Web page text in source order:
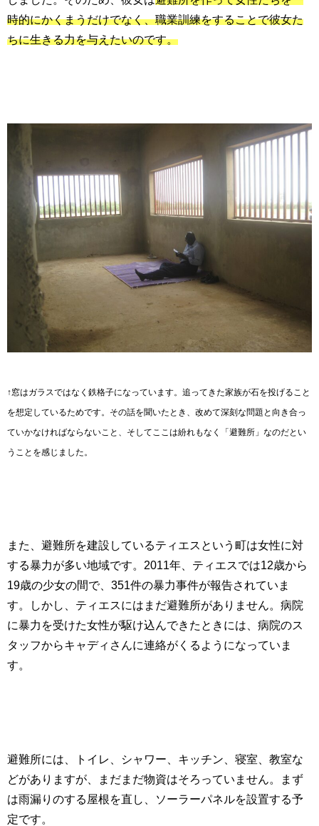
時的にかくまうだけでなく、職業訓練をすることで彼女た
ちに生きる力を与えたいのです。
↑窓はガラスではなく鉄格子になっています。追ってきた家族が石を投げること
を想定しているためです。その話を聞いたとき、改めて深刻な問題と向き合っ
ていかなければならないこと、そしてここは紛れもなく「避難所」なのだとい
うことを感じました。
また、避難所を建設しているティエスという町は女性に対
する暴力が多い地域です。 2011年、ティエスでは12歳から
19歳の少女の間で、 351件の暴力事件が報告されていま
す。しかし、ティエスにはまだ避難所がありません。病院
に暴力を受けた女性が駆け込んできたときには、病院のス
タッフからキャディさんに連絡がくるようになっていま
す。
避難所には、トイレ、シャワー、キッチン、寝室、教室な
どがありますが、まだまだ物資はそろっていません。まず
は雨漏りのする屋根を直し、ソーラーパネルを設置する予
定です。